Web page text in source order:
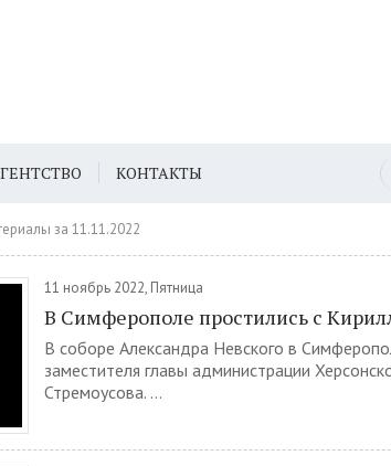
КОНТАКТЫ
за 11.11.2022
11 ноябрь 2022, Пятница
В Симферополе простились с
В соборе Александра Невского в
заместителя главы администрации
Стремоусова. ...